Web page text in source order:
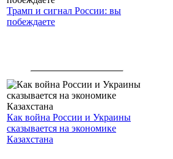
Трамп и сигнал России: вы
побеждаете
Как война России и Украины
сказывается на экономике
Казахстана